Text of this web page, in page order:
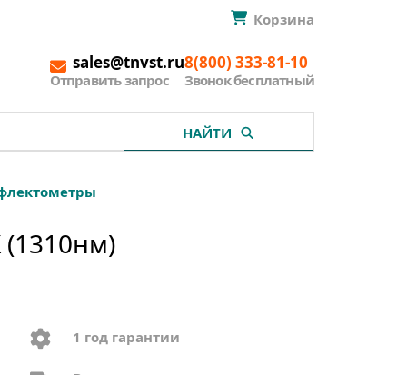
Корзина
sales@tnvst.ru
Отправить запрос
8(800) 333-81-10
Звонок бесплатный
НАЙТИ
(1310нм)
1 год гарантии